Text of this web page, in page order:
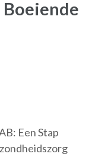
Een Stap